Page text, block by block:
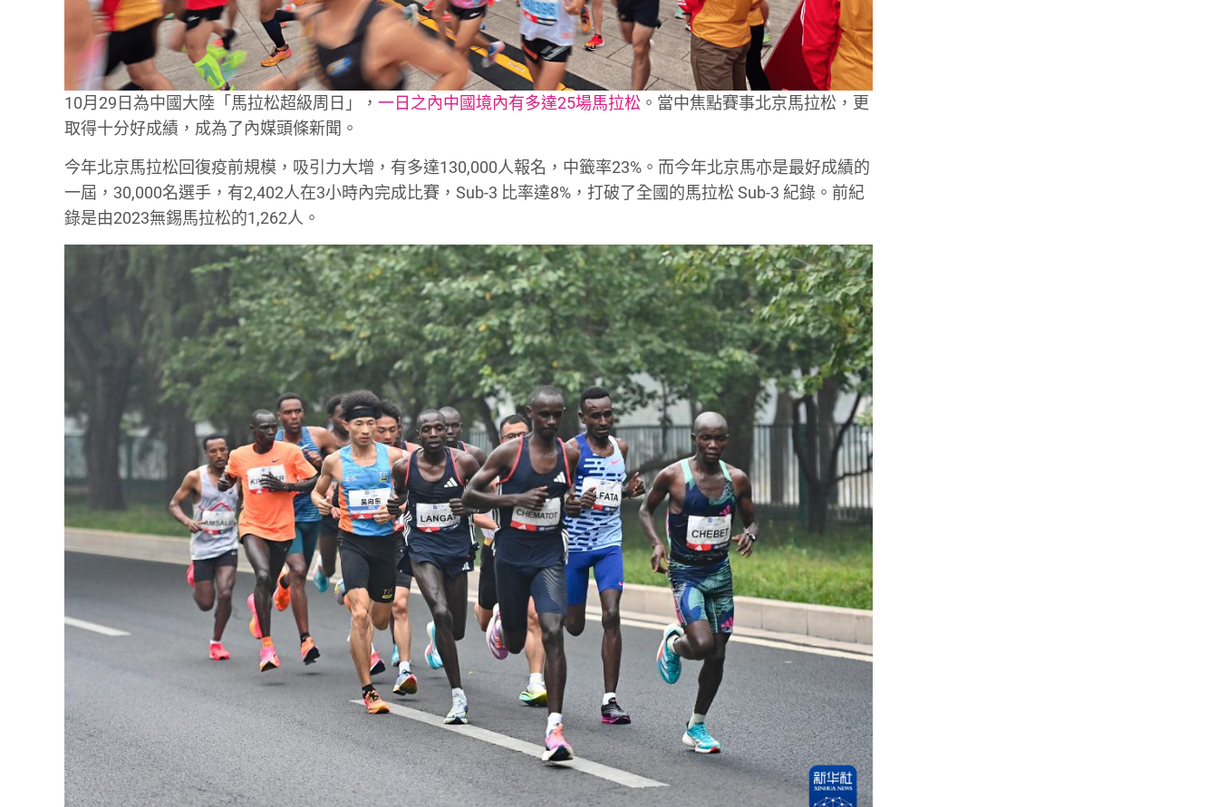
10月29日為中國大陸「馬拉松超級周日」，一日之內中國境內有多達25場馬拉松 。當中焦點賽事北京馬拉松，更
取得十分好成績，成為了內媒頭條新聞。
今年北京馬拉松回復疫前規模，吸引力大增，有多達130,000人報名，中籤率23%。而今年北京馬亦是最好成績的
一屆，30,000名選手，有2,402人在3小時內完成比賽，Sub-3 比率達8%，打破了全國的馬拉松 Sub-3 紀錄。前紀
錄是由2023無錫馬拉松的1,262人。